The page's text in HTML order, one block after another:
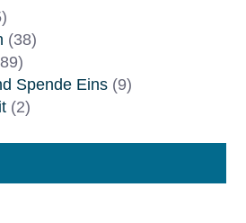
(38)
Spende Eins(9)
(2)